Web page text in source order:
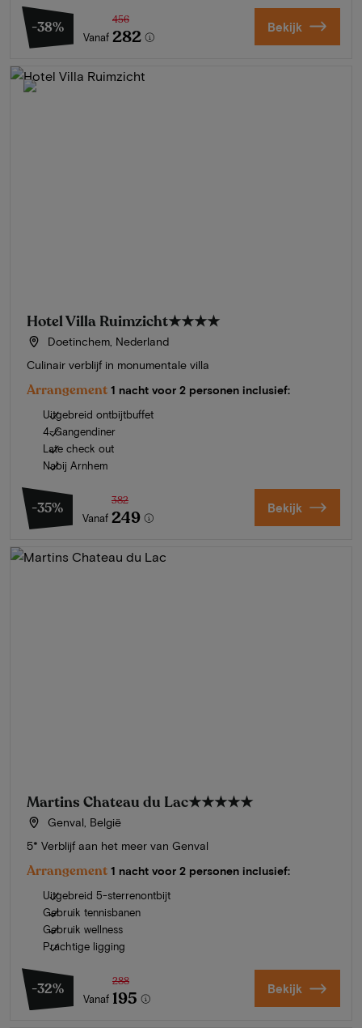
-38%
Vanaf
456
282 Bekijk
Hotel Villa Ruimzicht★★★★
Doetinchem, Nederland
Culinair verblijf in monumentale villa
Arrangement 1 nacht voor 2 personen inclusief:
Uitgebreid ontbijtbuffet
4-Gangendiner
Late check out
Nabij Arnhem
-35%
Vanaf
382
249 Bekijk
Martins Chateau du Lac★★★★★
Genval, België
5* Verblijf aan het meer van Genval
Arrangement 1 nacht voor 2 personen inclusief:
Uitgebreid 5-sterrenontbijt
Gebruik tennisbanen
Gebruik wellness
Prachtige ligging
-32%
Vanaf
288
195 Bekijk